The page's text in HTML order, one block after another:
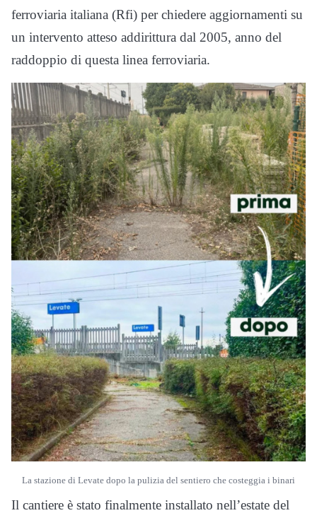
ferroviaria italiana (Rfi) per chiedere aggiornamenti su
un intervento atteso addirittura dal 2005, anno del
raddoppio di questa linea ferroviaria.
La stazione di Levate dopo la pulizia del sentiero che costeggia i binari
Il cantiere è stato finalmente installato nell’estate del